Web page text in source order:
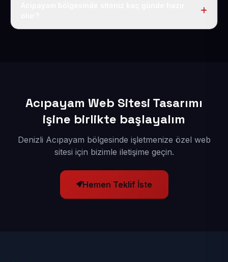
Acıpayam Web Sitesi Tasarımı
işine birlikte başlayalım
Denizli Acıpayam bölgesinde işletmenize özel web
sitesi için bizimle iletişime geçin.
Hemen Teklif İste